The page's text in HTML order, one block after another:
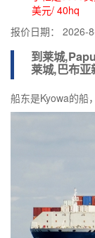
美元/ 40hq
报价日期： 2026-
到莱城
莱城,巴布亚
船东是Kyowa的船